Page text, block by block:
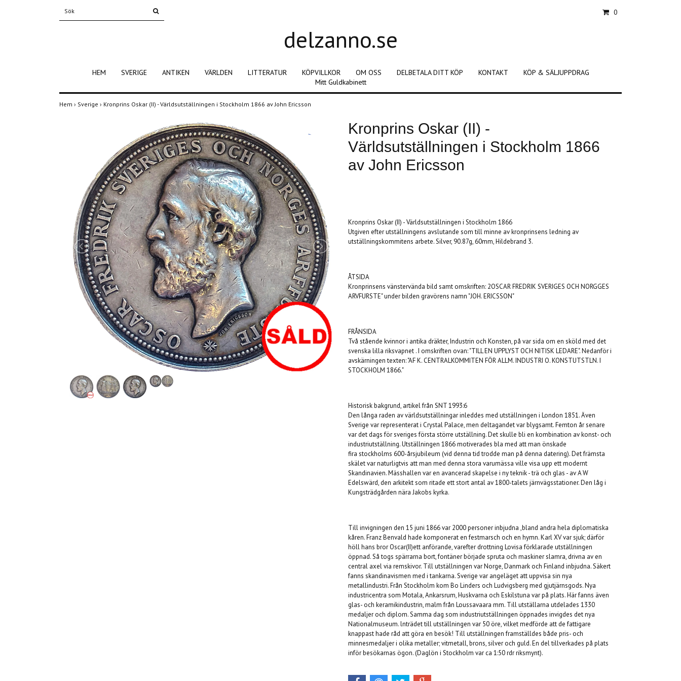
0
delzanno.se
HEM SVERIGE ANTIKEN VÄRLDEN LITTERATUR KÖPVILLKOR OM OSS DELBETALA DITT KÖP KONTAKT
KÖP & SÄLJUPPDRAG
Mitt Guldkabinett
Hem › Sverige › Kronprins Oskar (II) - Världsutställningen i Stockholm 1866 av John Ericsson
Kronprins Oskar (II) -
Världsutställningen i Stockholm 1866
av John Ericsson
Kronprins Oskar (II) - Världsutställningen i Stockholm 1866
Utgiven efter utställningens avslutande som till minne av kronprinsens ledning av
utställningskommitens arbete. Silver, 90.87g, 60mm, Hildebrand 3.
ÅTSIDA
Kronprinsens vänstervända bild samt omskriften: 2OSCAR FREDRIK SVERIGES OCH NORGGES
ARVFURSTE" under bilden gravörens namn "JOH. ERICSSON"
FRÅNSIDA
Två stående kvinnor i antika dräkter, Industrin och Konsten, på var sida om en sköld med det
svenska lilla riksvapnet . I omskriften ovan: "TILL EN UPPLYST OCH NITISK LEDARE". Nedanför i
avskärningen texten: "AF K. CENTRALKOMMITEN FÖR ALLM. INDUSTRI O. KONSTUTSTLN. I
STOCKHOLM 1866."
Historisk bakgrund, artikel från SNT 1993:6
Den långa raden av världsutställningar inleddes med utställningen i London 1851. Även
Sverige var representerat i Crystal Palace,men deltagandet var blygsamt. Femton år senare
var det dags försveriges första större utställning. Det skulle bli en kombination av konst- och
industriutställning. Utställningen 1866 motiverades bla med att man önskade
fira stockholms 600-årsjubileum (vid denna tid trodde man på denna datering). Det främsta
skälet var naturligtvis att man med denna stora varumässa ville visa upp ett modernt
Skandinavien. Mässhallen var en avancerad skapelse i ny teknik - trä och glas - av A W
Edelswärd, den arkitekt som ritade ett stort antal av 1800-talets järnvägsstationer. Den låg i
Kungsträdgården nära Jakobs kyrka.
Till invigningen den 15 juni 1866 var 2000 personer inbjudna ,bland andra hela diplomatiska
kåren. Franz Benvald hade komponerat en festmarsch och en hymn. Karl XV var sjuk; därför
höll hans bror Oscar(II)ett anförande, varefter drottning Lovisa förklarade utställningen
öppnad. Så togs spärrarna bort, fontäner började spruta och maskiner slamra, drivna av en
central axel via remskivor. Till utställningen var Norge, Danmark och Finland inbjudna. Säkert
fanns skandinavismen med i tankarna. Sverige var angeläget att uppvisa sin nya
metallindustri. Från Stockholm kom Bo Linders och Ludvigsberg med gjutjärnsgods. Nya
industricentra som Motala, Ankarsrum, Huskvarna och Eskilstuna var på plats. Här fanns även
glas- och keramikindustrin, malm från Loussavaara mm. Till utställarna utdelades 1330
medaljer och diplom. Samma dag som industriutställningen öppnades invigdes det nya
Nationalmuseum. lnträdet till utställningen var 50 öre, vilket medförde att de fattigare
knappast hade råd att göra en besök! Till utställningen framställdes både pris- och
minnesmedaljer i olika metaller; vitmetall, brons, silver och guld. En del tillverkades på plats
inför besökarnas ögon. (Daglön i Stockholm var ca 1:50 rdr riksmynt).